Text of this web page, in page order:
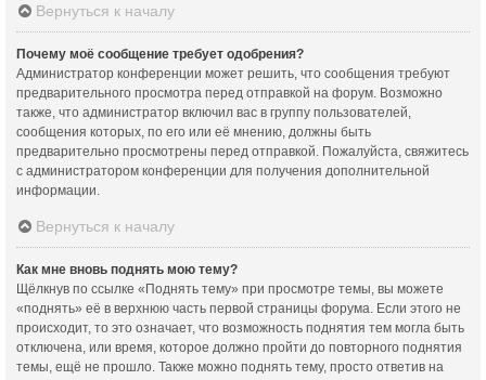
Вернуться к началу
Почему моё сообщение требует одобрения?
Администратор конференции может решить, что сообщения требуют
предварительного просмотра перед отправкой на форум. Возможно
также, что администратор включил вас в группу пользователей,
сообщения которых, по его или её мнению, должны быть
предварительно просмотрены перед отправкой. Пожалуйста, свяжитесь
с администратором конференции для получения дополнительной
информации.
Вернуться к началу
Как мне вновь поднять мою тему?
Щёлкнув по ссылке «Поднять тему» при просмотре темы, вы можете
«поднять» её в верхнюю часть первой страницы форума. Если этого не
происходит, то это означает, что возможность поднятия тем могла быть
отключена, или время, которое должно пройти до повторного поднятия
темы, ещё не прошло. Также можно поднять тему, просто ответив на